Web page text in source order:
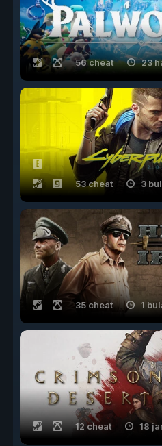
56 cheat 23
53 cheat 3
35 cheat 1
12 cheat 18